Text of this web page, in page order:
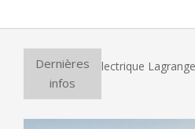
Dernières
infos
à pizza électrique Lagrange :